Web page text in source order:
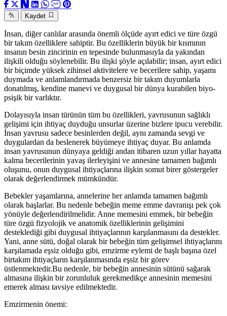
Kaydet
İnsan, diğer canlılar arasında önemli ölçüde ayırt edici ve türe özgü
bir takım özelliklere sahiptir. Bu özelliklerin büyük bir kısmının
insanın besin zincirinin en tepesinde bulunmasıyla da yakından
ilişkili olduğu söylenebilir. Bu ilişki şöyle açılabilir; insan, ayırt edici
bir biçimde yüksek zihinsel aktivitelere ve becerilere sahip, yaşamı
duymada ve anlamlandırmada benzersiz bir takım duyumlarla
donatılmış, kendine manevi ve duygusal bir dünya kurabilen biyo-
psişik bir varlıktır.
Dolayısıyla insan türünün tüm bu özellikleri, yavrusunun sağlıklı
gelişimi için ihtiyaç duyduğu unsurlar üzerine bizlere ipucu verebilir.
İnsan yavrusu sadece besinlerden değil, aynı zamanda sevgi ve
duygulardan da beslenerek büyümeye ihtiyaç duyar. Bu anlamda
insan yavrusunun dünyaya geldiği andan itibaren uzun yıllar hayatta
kalma becerilerinin yavaş ilerleyişini ve annesine tamamen bağımlı
oluşunu, onun duygusal ihtiyaçlarına ilişkin somut birer göstergeler
olarak değerlendirmek mümkündür.
Bebekler yaşamlarına, annelerine her anlamda tamamen bağımlı
olarak başlarlar. Bu nedenle bebeğin meme emme davranışı pek çok
yönüyle değerlendirilmelidir. Anne memesini emmek, bir bebeğin
türe özgü fizyolojik ve anatomik özelliklerinin gelişimini
desteklediği gibi duygusal ihtiyaçlarının karşılanmasını da destekler.
Yani, anne sütü, doğal olarak bir bebeğin tüm gelişimsel ihtiyaçlarını
karşılamada eşsiz olduğu gibi, emzirme eylemi de başlı başına özel
birtakım ihtiyaçların karşılanmasında eşsiz bir görev
üstlenmektedir.Bu nedenle, bir bebeğin annesinin sütünü sağarak
almasına ilişkin bir zorunluluk gerekmedikçe annesinin memesini
emerek alması tavsiye edilmektedir.
Emzirmenin önemi: